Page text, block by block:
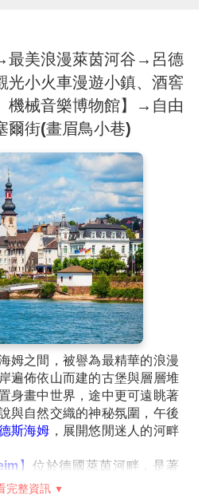
最美浪漫萊茵河谷→呂德
光小火車漫遊小鎮、酒窖
機械音樂博物館】→自由
爾街(畫眉鳥小巷)
姆之間，被譽為最精華的浪漫
遍佈依山而建的古堡與層層堆
身畫中世界，途中更可遠眺著
與自然交織的神秘氛圍，午後
斯海姆 ，展開悠閒迷人的河畔
】 位於德國萊茵河畔，是著
漫萊茵河谷的重要停靠城市之
完整資訊